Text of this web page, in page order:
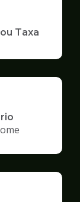
Taxa